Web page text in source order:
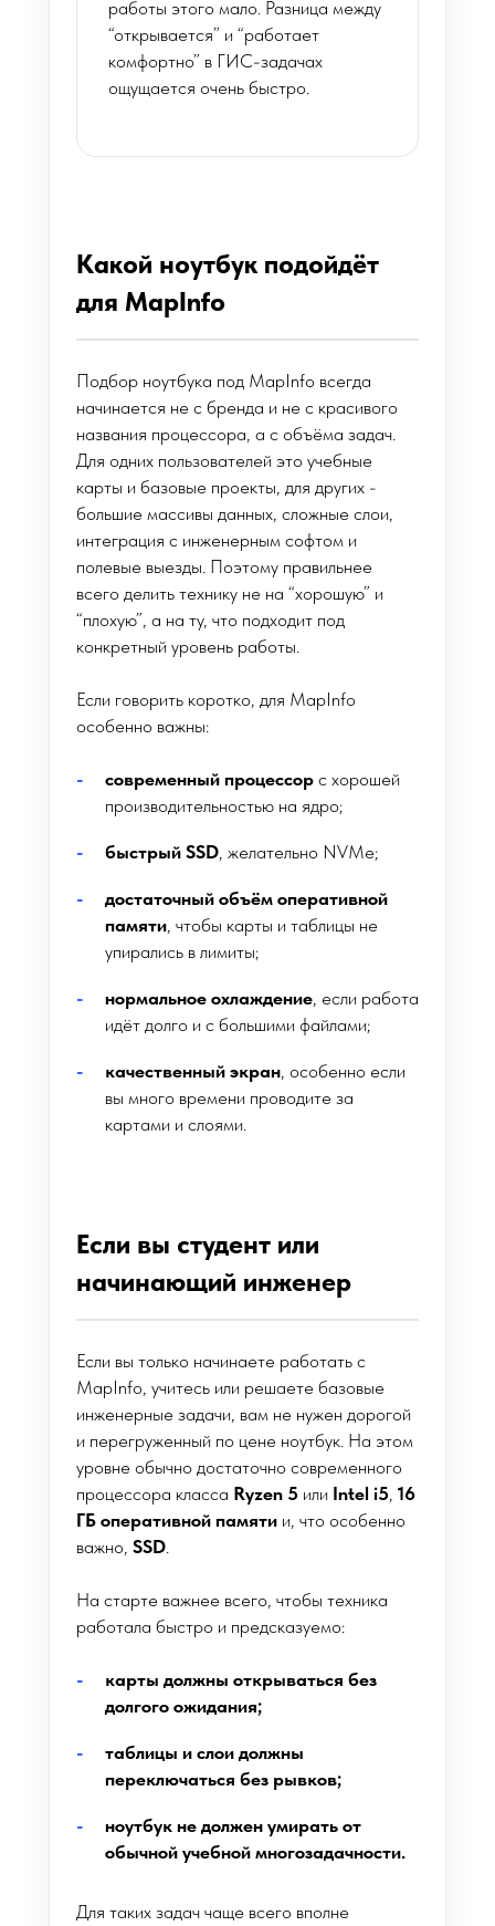
работы этого мало. Разница между
“открывается” и “работает
комфортно” в ГИС-задачах
ощущается очень быстро.
Какой ноутбук подойдёт
для MapInfo
Подбор ноутбука под MapInfo всегда
начинается не с бренда и не с красивого
названия процессора, а с объёма задач.
Для одних пользователей это учебные
карты и базовые проекты, для других -
большие массивы данных, сложные слои,
интеграция с инженерным софтом и
полевые выезды. Поэтому правильнее
всего делить технику не на “хорошую” и
“плохую”, а на ту, что подходит под
конкретный уровень работы.
Если говорить коротко, для MapInfo
особенно важны:
современный процессор с хорошей
производительностью на ядро;
быстрый SSD, желательно NVMe;
достаточный объём оперативной
памяти, чтобы карты и таблицы не
упирались в лимиты;
нормальное охлаждение, если работа
идёт долго и с большими файлами;
качественный экран, особенно если
вы много времени проводите за
картами и слоями.
Если вы студент или
начинающий инженер
Если вы только начинаете работать с
MapInfo, учитесь или решаете базовые
инженерные задачи, вам не нужен дорогой
и перегруженный по цене ноутбук. На этом
уровне обычно достаточно современного
процессора класса Ryzen 5 или Intel i5, 16
ГБ оперативной памяти и, что особенно
важно, SSD.
На старте важнее всего, чтобы техника
работала быстро и предсказуемо:
карты должны открываться без
долгого ожидания;
таблицы и слои должны
переключаться без рывков;
ноутбук не должен умирать от
обычной учебной многозадачности.
Для таких задач чаще всего вполне